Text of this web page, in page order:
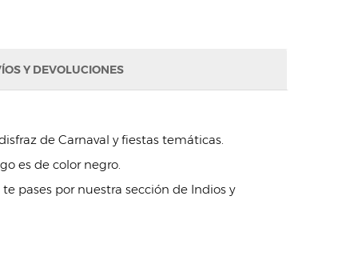
Y DEVOLUCIONES
de Carnaval y fiestas temáticas.
es de color negro.
pases por nuestra sección de Indios y